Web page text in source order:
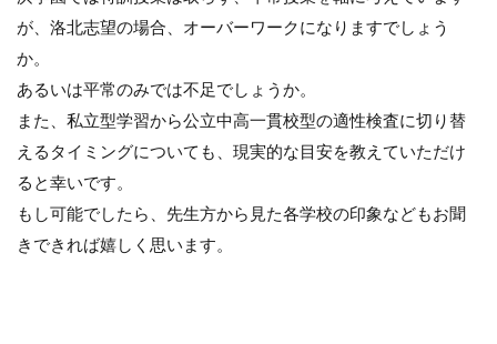
が、洛北志望の場合、オーバーワークになりますでしょう
か。
あるいは平常のみでは不足でしょうか。
また、私立型学習から公立中高一貫校型の適性検査に切り替
えるタイミングについても、現実的な目安を教えていただけ
ると幸いです。
もし可能でしたら、先生方から見た各学校の印象などもお聞
きできれば嬉しく思います。